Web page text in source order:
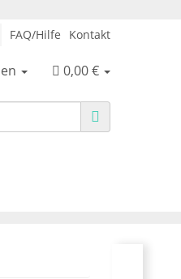
FAQ/Hilfe Kontakt
0,00 €